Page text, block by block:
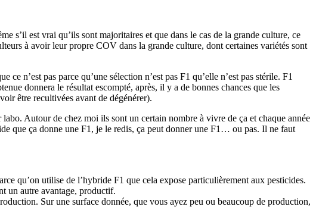
s’il est vrai qu’ils sont majoritaires et que dans le cas de la grande culture, ce
à avoir leur propre COV dans la grande culture, dont certaines variétés sont
n’est pas parce qu’une sélection n’est pas F1 qu’elle n’est pas stérile. F1
donnera le résultat escompté, après, il y a de bonnes chances que les
être recultivées avant de dégénérer).
Autour de chez moi ils sont un certain nombre à vivre de ça et chaque année
que ça donne une F1, je le redis, ça peut donner une F1… ou pas. Il ne faut
qu’on utilise de l’hybride F1 que cela expose particulièrement aux pesticides.
un autre avantage, productif.
Sur une surface donnée, que vous ayez peu ou beaucoup de production,